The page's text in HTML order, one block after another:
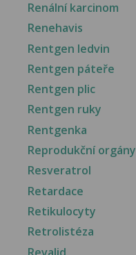
Renální karcinom
Renehavis
Rentgen ledvin
Rentgen páteře
Rentgen plic
Rentgen ruky
Rentgenka
Reprodukční orgány
Resveratrol
Retardace
Retikulocyty
Retrolistéza